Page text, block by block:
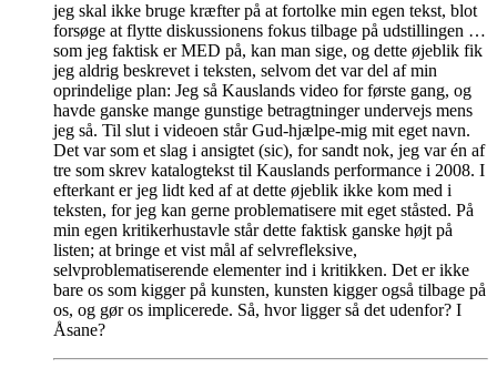
jeg skal ikke bruge kræfter på at fortolke min egen tekst, blot
forsøge at flytte diskussionens fokus tilbage på udstillingen …
som jeg faktisk er MED på, kan man sige, og dette øjeblik fik
jeg aldrig beskrevet i teksten, selvom det var del af min
oprindelige plan: Jeg så Kauslands video for første gang, og
havde ganske mange gunstige betragtninger undervejs mens
jeg så. Til slut i videoen står Gud-hjælpe-mig mit eget navn.
Det var som et slag i ansigtet (sic), for sandt nok, jeg var én af
tre som skrev katalogtekst til Kauslands performance i 2008. I
efterkant er jeg lidt ked af at dette øjeblik ikke kom med i
teksten, for jeg kan gerne problematisere mit eget ståsted. På
min egen kritikerhustavle står dette faktisk ganske højt på
listen; at bringe et vist mål af selvrefleksive,
selvproblematiserende elementer ind i kritikken. Det er ikke
bare os som kigger på kunsten, kunsten kigger også tilbage på
os, og gør os implicerede. Så, hvor ligger så det udenfor? I
Åsane?